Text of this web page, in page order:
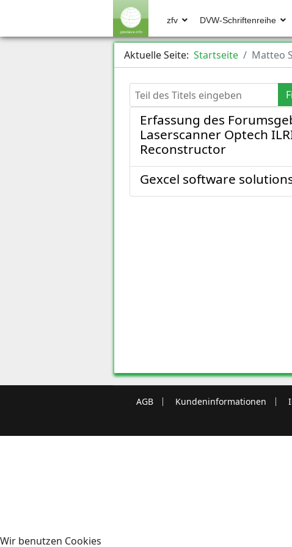
zfv DVW-Schriftenreihe
Aktuelle Seite: Startseite Matteo
Teil des Titels eingeben
Erfassung des
Laserscanner Optech
Reconstructor
Gexcel software
AGB Kundeninformationen
Wir benutzen Cookies